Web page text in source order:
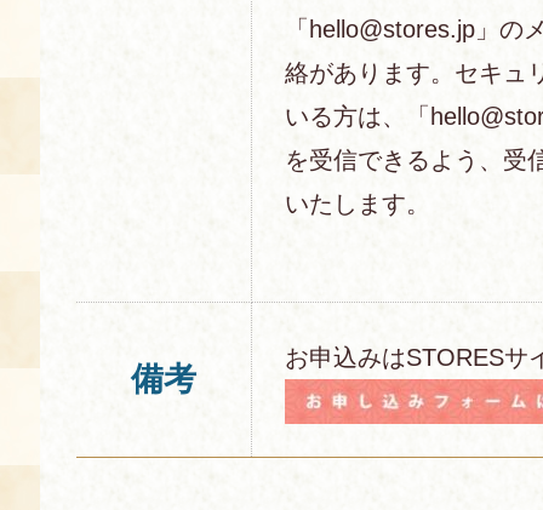
「hello@stores.jp」の
絡があります。セキュ
いる方は、「
を受信できるよう、受
いたします。
備考
お申込みはSTORESサ